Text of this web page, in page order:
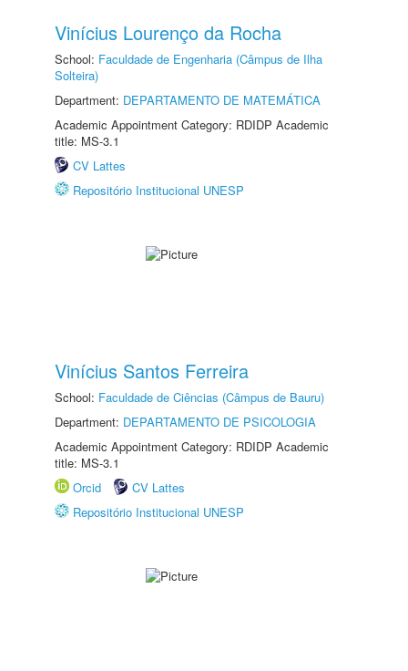
Vinícius Lourenço da Rocha
School: Faculdade de Engenharia (Câmpus de Ilha
Solteira)
Department: DEPARTAMENTO DE MATEMÁTICA
Academic Appointment Category: RDIDP Academic
title: MS-3.1
CV Lattes
Repositório Institucional UNESP
Vinícius Santos Ferreira
School: Faculdade de Ciências (Câmpus de Bauru)
Department: DEPARTAMENTO DE PSICOLOGIA
Academic Appointment Category: RDIDP Academic
title: MS-3.1
Orcid
CV Lattes
Repositório Institucional UNESP